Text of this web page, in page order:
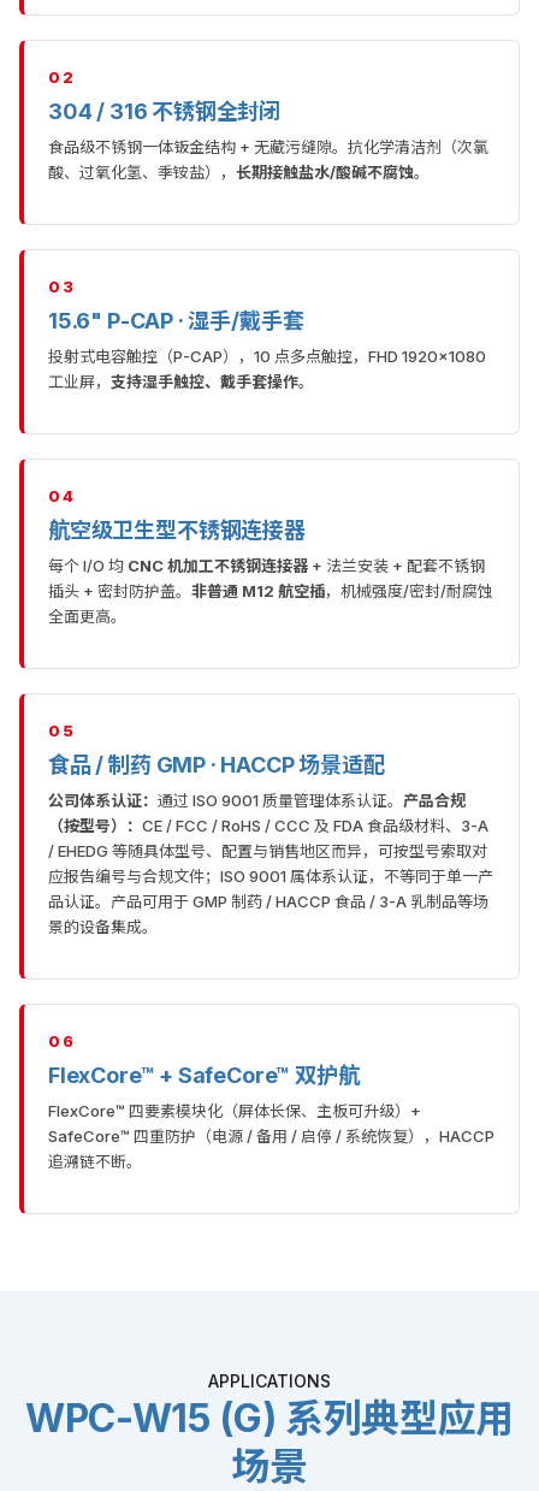
02
304 / 316 不锈钢全封闭
食品级不锈钢一体钣金结构 + 无藏污缝隙。抗化学清洁剂（次氯
酸、过氧化氢、季铵盐）， 长期接触盐水/酸碱不腐蚀。
03
15.6" P-CAP · 湿手/戴手套
投射式电容触控（P-CAP），10 点多点触控，FHD 1920×1080
工业屏， 支持湿手触控、戴手套操作。
04
航空级卫生型不锈钢连接器
每个 I/O 均 CNC 机加工不锈钢连接器 + 法兰安装 + 配套不锈钢
插头 + 密封防护盖。 非普通 M12 航空插，机械强度/密封/耐腐蚀
全面更高。
05
食品 / 制药 GMP · HACCP 场景适配
公司体系认证： 通过 ISO 9001 质量管理体系认证。 产品合规
（按型号）： CE / FCC / RoHS / CCC 及 FDA 食品级材料、3-A
/ EHEDG 等随具体型号、配置与销售地区而异，可按型号索取对
应报告编号与合规文件；ISO 9001 属体系认证，不等同于单一产
品认证。产品可用于 GMP 制药 / HACCP 食品 / 3-A 乳制品等场
景的设备集成。
06
FlexCore™ + SafeCore™ 双护航
FlexCore™ 四要素模块化（屏体长保、主板可升级）+
SafeCore™ 四重防护（电源 / 备用 / 启停 / 系统恢复），HACCP
追溯链不断。
APPLICATIONS
WPC-W15 (G) 系列典型应用
场景